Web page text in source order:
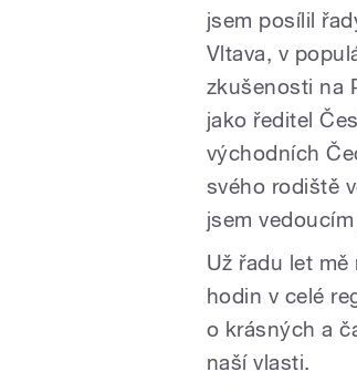
jsem posílil
Vltava, v
zkušenosti na
jako ředitel
východních
svého rodiště
jsem
Už řadu let
hodin v celé
o krásných a
naší vlasti.